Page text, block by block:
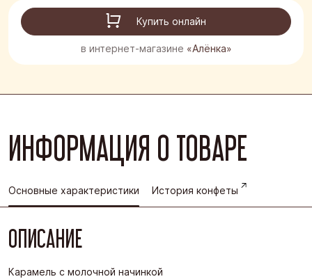
Купить онлайн
в интернет-магазине «Алёнка»
ИНФОРМАЦИЯ О ТОВАРЕ
Основные характеристики История конфеты
ОПИСАНИЕ
Карамель с молочной начинкой